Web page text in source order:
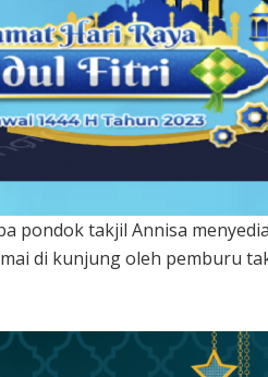
pondok takjil Annisa
di kunjung oleh pemburu